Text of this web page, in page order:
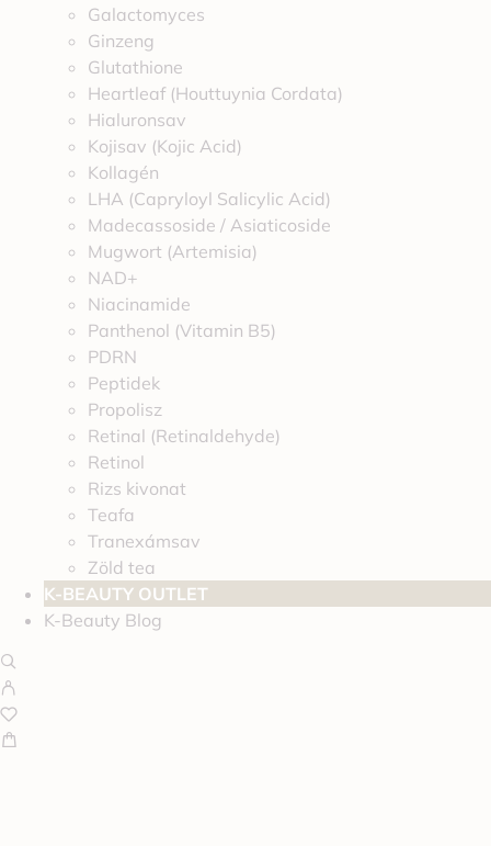
Galactomyces
Ginzeng
Glutathione
Heartleaf (Houttuynia Cordata)
Hialuronsav
Kojisav (Kojic Acid)
Kollagén
LHA (Capryloyl Salicylic Acid)
Madecassoside / Asiaticoside
Mugwort (Artemisia)
NAD+
Niacinamide
Panthenol (Vitamin B5)
PDRN
Peptidek
Propolisz
Retinal (Retinaldehyde)
Retinol
Rizs kivonat
Teafa
Tranexámsav
Zöld tea
K-BEAUTY OUTLET
K-Beauty Blog